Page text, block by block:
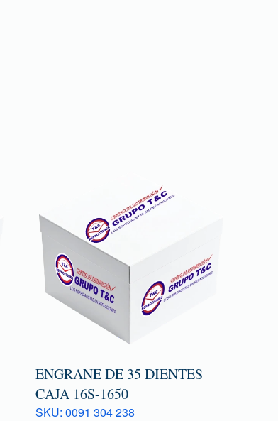
ENGRANE DE 35 DIENTES
CAJA 16S-1650
SKU: 0091 304 238